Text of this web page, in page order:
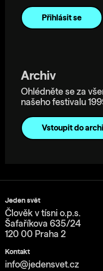
Archiv
Ohlédněte se za
našeho festivalu
Vstoupit do
Jeden svět
Člověk v tísni o.p.s.
Šafaříkova 635/24
120 00 Praha 2
Kontakt
info@jedensvet.cz